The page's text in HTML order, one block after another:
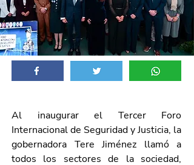
Al inaugurar el Tercer Foro
Internacional de Seguridad y Justicia, la
gobernadora Tere Jiménez llamó a
todos los sectores de la sociedad,